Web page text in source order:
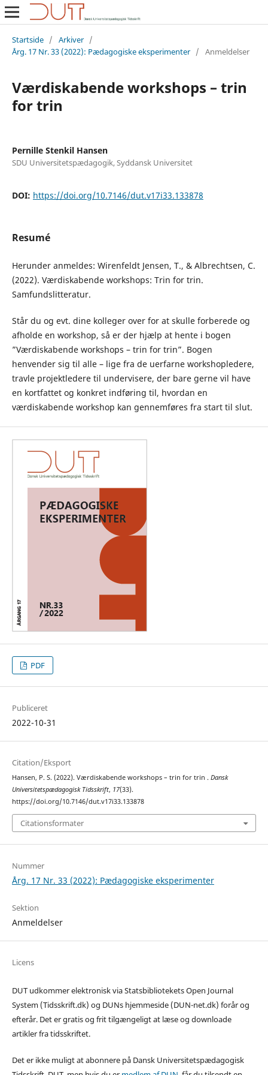
Startside / Arkiver /
Årg. 17 Nr. 33 (2022): Pædagogiske eksperimenter / Anmeldelser
Værdiskabende workshops – trin
for trin
Pernille Stenkil Hansen
SDU Universitetspædagogik, Syddansk Universitet
DOI: https://doi.org/10.7146/dut.v17i33.133878
Resumé
Herunder anmeldes: Wirenfeldt Jensen, T., & Albrechtsen, C.
(2022). Værdiskabende workshops: Trin for trin.
Samfundslitteratur.
Står du og evt. dine kolleger over for at skulle forberede og
afholde en workshop, så er der hjælp at hente i bogen
”Værdiskabende workshops – trin for trin”. Bogen
henvender sig til alle – lige fra de uerfarne workshopledere,
travle projektledere til undervisere, der bare gerne vil have
en kortfattet og konkret indføring til, hvordan en
værdiskabende workshop kan gennemføres fra start til slut.
PDF
Publiceret
2022-10-31
Citation/Eksport
Hansen, P. S. (2022). Værdiskabende workshops – trin for trin . Dansk
Universitetspædagogisk Tidsskrift, 17(33).
https://doi.org/10.7146/dut.v17i33.133878
Citationsformater
Nummer
Årg. 17 Nr. 33 (2022): Pædagogiske eksperimenter
Sektion
Anmeldelser
Licens
DUT udkommer elektronisk via Statsbibliotekets Open Journal
System (Tidsskrift.dk) og DUNs hjemmeside (DUN-net.dk) forår og
efterår. Det er gratis og frit tilgængeligt at læse og downloade
artikler fra tidsskriftet.
Det er ikke muligt at abonnere på Dansk Universitetspædagogisk